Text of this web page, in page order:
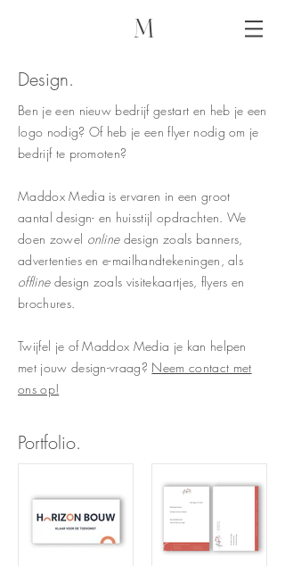
M
Design.
Ben je een nieuw bedrijf gestart en heb je een
logo nodig? Of heb je een flyer nodig om je
bedrijf te promoten?
Maddox Media is ervaren in een groot
aantal design- en huisstijl opdrachten. We
doen zowel onlinedesign zoals banners,
advertenties en e-mailhandtekeningen, als
offlinedesign zoals visitekaartjes, flyers en
brochures.
Twijfel je of Maddox Media je kan helpen
met jouw design-vraag? Neem contact met
ons op!
Portfolio.